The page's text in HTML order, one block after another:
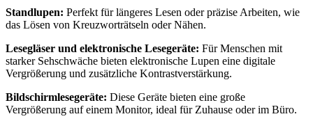
Standlupen: Perfekt für längeres Lesen oder präzise Arbeiten, wie
das Lösen von Kreuzworträtseln oder Nähen.
Lesegläser und elektronische Lesegeräte: Für Menschen mit
starker Sehschwäche bieten elektronische Lupen eine digitale
Vergrößerung und zusätzliche Kontrastverstärkung.
Bildschirmlesegeräte: Diese Geräte bieten eine große
Vergrößerung auf einem Monitor, ideal für Zuhause oder im Büro.